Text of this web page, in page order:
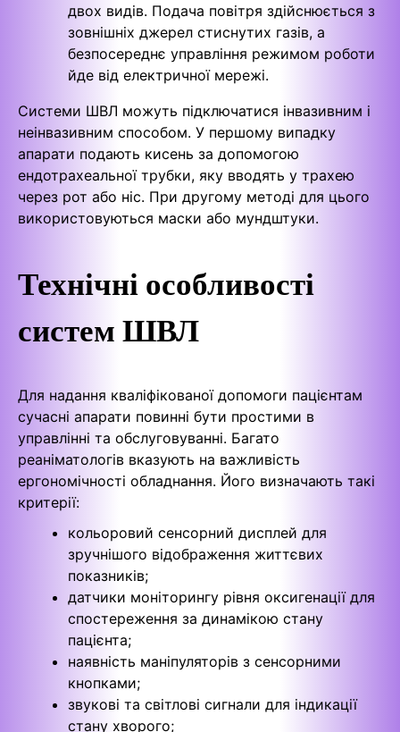
двох видів. Подача повітря здійснюється з
зовнішніх джерел стиснутих газів, а
безпосереднє управління режимом роботи
йде від електричної мережі.
Системи ШВЛ можуть підключатися інвазивним і
неінвазивним способом. У першому випадку
апарати подають кисень за допомогою
ендотрахеальної трубки, яку вводять у трахею
через рот або ніс. При другому методі для цього
використовуються маски або мундштуки.
Технічні особливості
систем ШВЛ
Для надання кваліфікованої допомоги пацієнтам
сучасні апарати повинні бути простими в
управлінні та обслуговуванні. Багато
реаніматологів вказують на важливість
ергономічності обладнання. Його визначають такі
критерії:
кольоровий сенсорний дисплей для
зручнішого відображення життєвих
показників;
датчики моніторингу рівня оксигенації для
спостереження за динамікою стану
пацієнта;
наявність маніпуляторів з сенсорними
кнопками;
звукові та світлові сигнали для індикації
стану хворого;